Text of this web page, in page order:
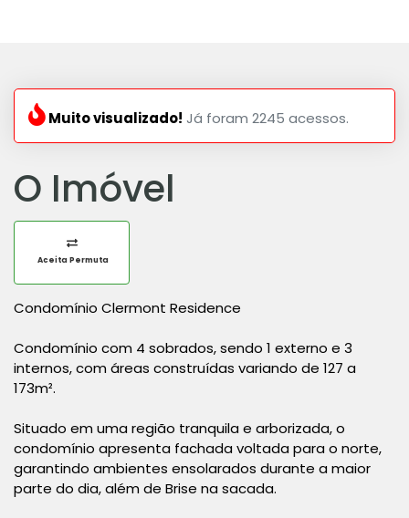
Muito visualizado! Já foram 2245 acessos.
O Imóvel
Aceita Permuta
Condomínio Clermont Residence
Condomínio com 4 sobrados, sendo 1 externo e 3
internos, com áreas construídas variando de 127 a
173m².
Situado em uma região tranquila e arborizada, o
condomínio apresenta fachada voltada para o norte,
garantindo ambientes ensolarados durante a maior
parte do dia, além de Brise na sacada.